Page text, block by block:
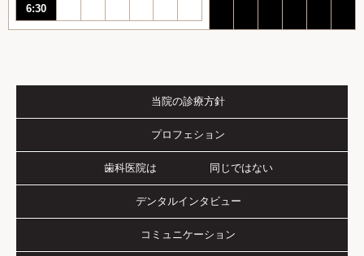
6:30
当院の診療方針
プロフェション
歯科医院は 同じではない
デンタルインタビュー
コミュニケーション